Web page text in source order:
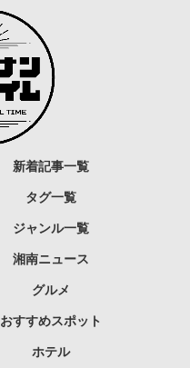
新着記事一覧
タグ一覧
ジャンル一覧
湘南ニュース
グルメ
おすすめスポット
ホテル